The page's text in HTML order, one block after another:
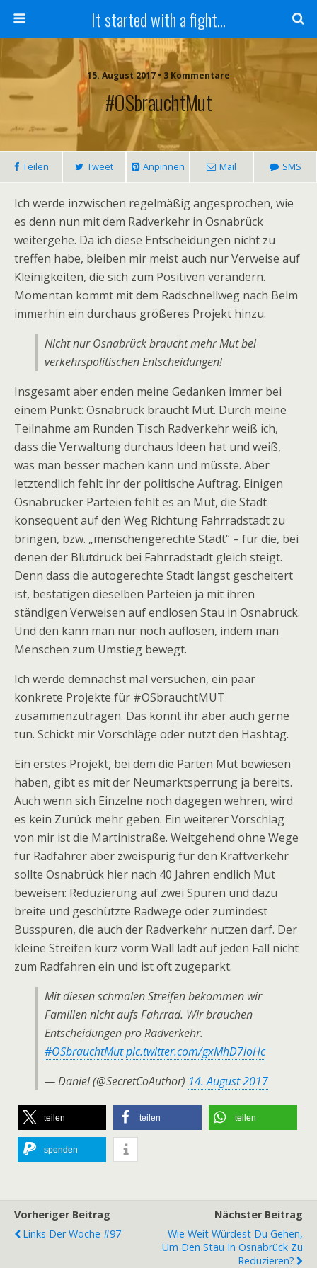
It started with a fight...
15. August 2017 • 3 Kommentare
#OSbrauchtMut
Teilen Tweet Anpinnen Mail SMS
Ich werde inzwischen regelmäßig angesprochen, wie
es denn nun mit dem Radverkehr in Osnabrück
weitergehe. Da ich diese Entscheidungen nicht zu
treffen habe, bleiben mir meist auch nur Verweise auf
Kleinigkeiten, die sich zum Positiven verändern.
Momentan kommt mit dem Radschnellweg nach Belm
immerhin ein durchaus größeres Projekt hinzu.
Nicht nur Osnabrück braucht mehr Mut bei
verkehrspolitischen Entscheidungen!
Insgesamt aber enden meine Gedanken immer bei
einem Punkt: Osnabrück braucht Mut. Durch meine
Teilnahme am Runden Tisch Radverkehr weiß ich,
dass die Verwaltung durchaus Ideen hat und weiß,
was man besser machen kann und müsste. Aber
letztendlich fehlt ihr der politische Auftrag. Einigen
Osnabrücker Parteien fehlt es an Mut, die Stadt
konsequent auf den Weg Richtung Fahrradstadt zu
bringen, bzw. „menschengerechte Stadt“ – für die, bei
denen der Blutdruck bei Fahrradstadt gleich steigt.
Denn dass die autogerechte Stadt längst gescheitert
ist, bestätigen dieselben Parteien ja mit ihren
ständigen Verweisen auf endlosen Stau in Osnabrück.
Und den kann man nur noch auflösen, indem man
Menschen zum Umstieg bewegt.
Ich werde demnächst mal versuchen, ein paar
konkrete Projekte für #OSbrauchtMUT
zusammenzutragen. Das könnt ihr aber auch gerne
tun. Schickt mir Vorschläge oder nutzt den Hashtag.
Ein erstes Projekt, bei dem die Parten Mut bewiesen
haben, gibt es mit der Neumarktsperrung ja bereits.
Auch wenn sich Einzelne noch dagegen wehren, wird
es kein Zurück mehr geben. Ein weiterer Vorschlag
von mir ist die Martinistraße. Weitgehend ohne Wege
für Radfahrer aber zweispurig für den Kraftverkehr
sollte Osnabrück hier nach 40 Jahren endlich Mut
beweisen: Reduzierung auf zwei Spuren und dazu
breite und geschützte Radwege oder zumindest
Busspuren, die auch der Radverkehr nutzen darf. Der
kleine Streifen kurz vorm Wall lädt auf jeden Fall nicht
zum Radfahren ein und ist oft zugeparkt.
Mit diesen schmalen Streifen bekommen wir
Familien nicht aufs Fahrrad. Wir brauchen
Entscheidungen pro Radverkehr.
#OSbrauchtMutpic.twitter.com/gxMhD7ioHc
— Daniel (@SecretCoAuthor) 14. August 2017
teilen teilen teilen
spenden
Vorheriger Beitrag
Links Der Woche #97
Nächster Beitrag
Wie Weit Würdest Du Gehen,
Um Den Stau In Osnabrück Zu
Reduzieren?